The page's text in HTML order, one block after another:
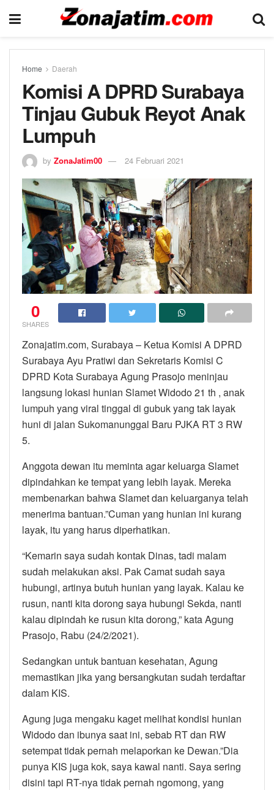
Home Daerah
Komisi A DPRD Surabaya
Tinjau Gubuk Reyot Anak
Lumpuh
by ZonaJatim00 24 Februari 2021
0
SHARES
Zonajatim.com, Surabaya – Ketua Komisi A DPRD
Surabaya Ayu Pratiwi dan Sekretaris Komisi C
DPRD Kota Surabaya Agung Prasojo meninjau
langsung lokasi hunian Slamet Widodo 21 th , anak
lumpuh yang viral tinggal di gubuk yang tak layak
huni di jalan Sukomanunggal Baru PJKA RT 3 RW
5.
Anggota dewan itu meminta agar keluarga Slamet
dipindahkan ke tempat yang lebih layak. Mereka
membenarkan bahwa Slamet dan keluarganya telah
menerima bantuan.”Cuman yang hunian ini kurang
layak, itu yang harus diperhatikan.
“Kemarin saya sudah kontak Dinas, tadi malam
sudah melakukan aksi. Pak Camat sudah saya
hubungi, artinya butuh hunian yang layak. Kalau ke
rusun, nanti kita dorong saya hubungi Sekda, nanti
kalau dipindah ke rusun kita dorong,” kata Agung
Prasojo, Rabu (24/2/2021).
Sedangkan untuk bantuan kesehatan, Agung
memastikan jika yang bersangkutan sudah terdaftar
dalam KIS.
Agung juga mengaku kaget melihat kondisi hunian
Widodo dan ibunya saat ini, sebab RT dan RW
setempat tidak pernah melaporkan ke Dewan.”Dia
punya KIS juga kok, saya kawal nanti. Saya sering
disini tapi RT-nya tidak pernah ngomong, yang